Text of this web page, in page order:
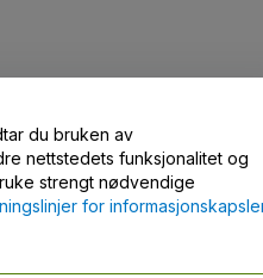
oss
du bruken av
nettstedets funksjonalitet og
strengt nødvendige
for